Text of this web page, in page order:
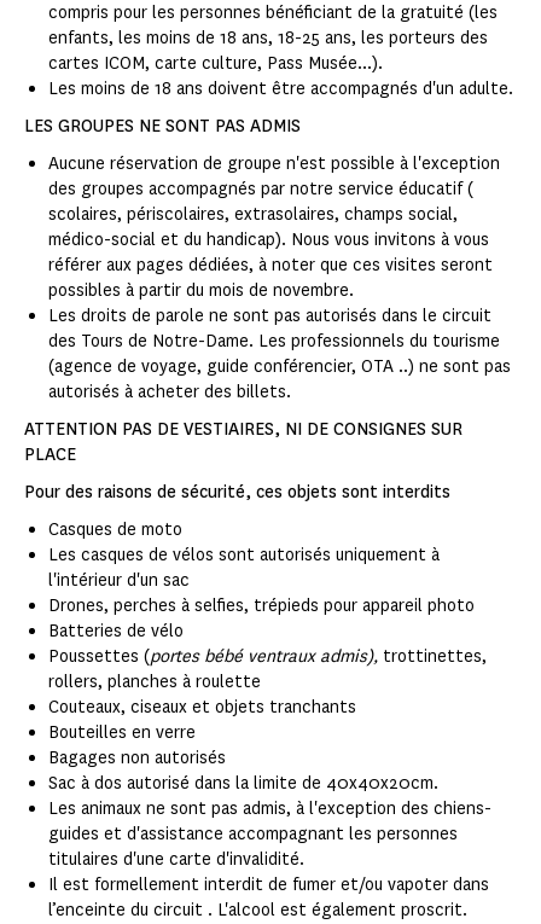
compris pour les personnes bénéficiant de la gratuité (les
enfants, les moins de 18 ans, 18-25 ans, les porteurs des
cartes ICOM, carte culture, Pass Musée...).
Les moins de 18 ans doivent être accompagnés d'un adulte.
LES GROUPES NE SONT PAS ADMIS
Aucune réservation de groupe n'est possible à l'exception
des groupes accompagnés par notre service éducatif (
scolaires, périscolaires, extrasolaires, champs social,
médico-social et du handicap). Nous vous invitons à vous
référer aux pages dédiées, à noter que ces visites seront
possibles à partir du mois de novembre.
Les droits de parole ne sont pas autorisés dans le circuit
des Tours de Notre-Dame. Les professionnels du tourisme
(agence de voyage, guide conférencier, OTA ..) ne sont pas
autorisés à acheter des billets.
ATTENTION PAS DE VESTIAIRES, NI DE CONSIGNES SUR
PLACE
Pour des raisons de sécurité, ces objets sont interdits
Casques de moto
Les casques de vélos sont autorisés uniquement à
l'intérieur d'un sac
Drones, perches à selfies, trépieds pour appareil photo
Batteries de vélo
Poussettes (portes bébé ventraux admis), trottinettes,
rollers, planches à roulette
Couteaux, ciseaux et objets tranchants
Bouteilles en verre
Bagages non autorisés
Sac à dos autorisé dans la limite de 40x40x20cm.
Les animaux ne sont pas admis, à l'exception des chiens-
guides et d'assistance accompagnant les personnes
titulaires d'une carte d'invalidité.
Il est formellement interdit de fumer et/ou vapoter dans
l’enceinte du circuit . L'alcool est également proscrit.